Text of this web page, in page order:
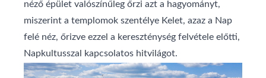
néző épület valószínűleg őrzi azt a hagyományt,
miszerint a templomok szentélye Kelet, azaz a Nap
felé néz, őrizve ezzel a kereszténység felvétele előtti,
Napkultusszal kapcsolatos hitvilágot.